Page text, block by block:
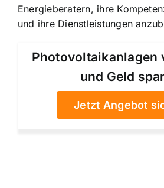
Energieberatern, ihre
und ihre Dienstleistungen
Photovoltaikanlagen
und Geld
Jetzt Angebot